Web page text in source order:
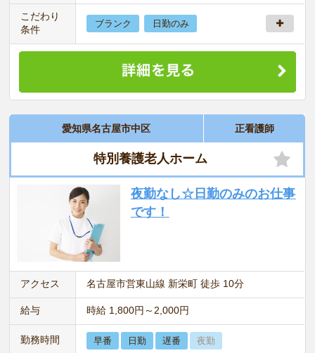
こだわり
条件
ブランク 日勤のみ
愛知県名古屋市中区 正看護師
特別養護老人ホーム
夜勤なし☆日勤のみのお仕事
です！
アクセス 名古屋市営東山線 新栄町 徒歩 10分
給与 時給 1,800円～2,000円
勤務時間 早番 日勤 遅番 夜勤